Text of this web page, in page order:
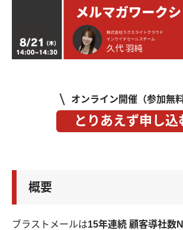
オンライン開催（参加無料
とりあえず申し込
概要
ブラストメールは15年連続 顧客導社数